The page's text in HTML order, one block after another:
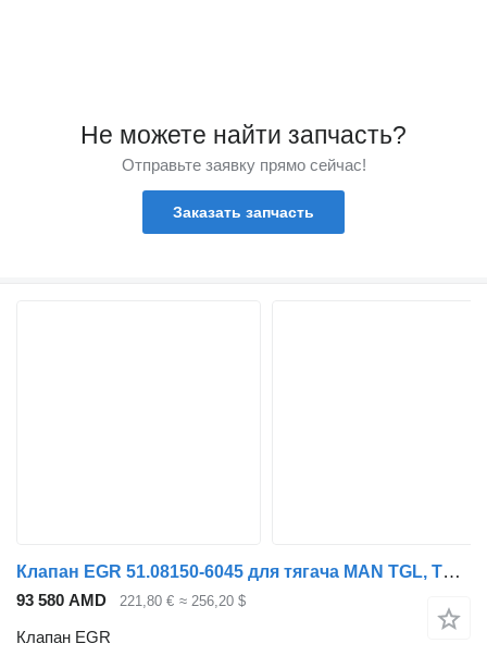
Не можете найти запчасть?
Отправьте заявку прямо сейчас!
Заказать запчасть
Клапан EGR 51.08150-6045 для тягача MAN TGL, TGM, TGS, TGX (2005-2021)
93 580 AMD 221,80 € ≈ 256,20 $
Клапан EGR